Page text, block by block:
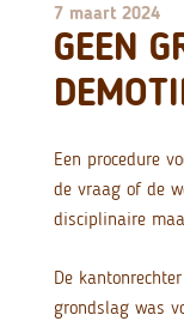
7 maart 2024
GEEN
Een procedure
de vraag of de
disciplinaire
De
grondslag was